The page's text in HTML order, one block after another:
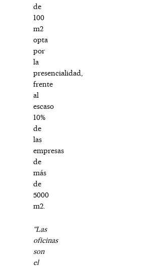
de
100
m2
opta
por
la
presencialidad,
frente
al
escaso
10%
de
las
empresas
de
más
de
5000
m2.
“Las
oficinas
son
el